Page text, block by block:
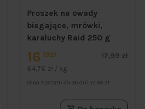
Proszek na owady
biegające, mrówki,
karaluchy Raid 250 g
16 19zł
17,99 zł
64,76 zł / kg
Cena z ostatnich 30 dni: 17,99 zł